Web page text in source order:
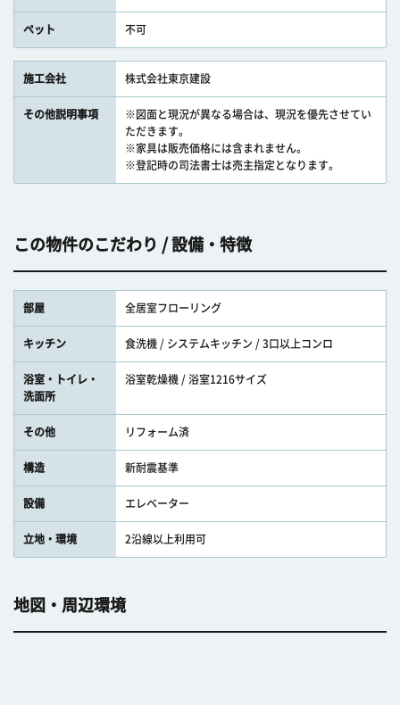
ペット 不可
施工会社 株式会社東京建設
その他説明事項
※図面と現況が異なる場合は、現況を優先させてい
ただきます。
※家具は販売価格には含まれません。
※登記時の司法書士は売主指定となります。
この物件のこだわり / 設備・特徴
部屋 全居室フローリング
キッチン 食洗機 / システムキッチン / 3口以上コンロ
浴室・トイレ・
洗面所
浴室乾燥機 / 浴室1216サイズ
その他 リフォーム済
構造 新耐震基準
設備 エレベーター
立地・環境 2沿線以上利用可
地図・周辺環境